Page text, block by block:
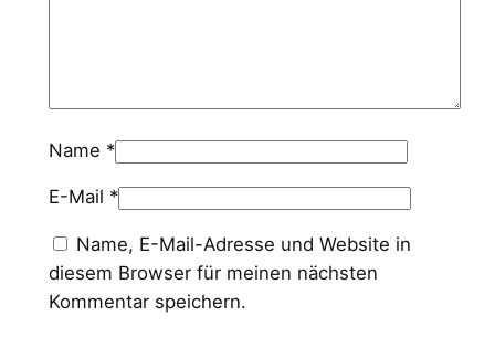
Name *
E-Mail *
Name, E-Mail-Adresse und Website in
diesem Browser für meinen nächsten
Kommentar speichern.